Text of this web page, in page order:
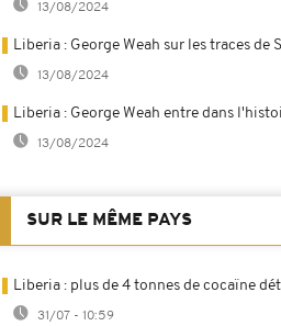
13/08/2024
Liberia : George Weah sur les traces de
13/08/2024
Liberia : George Weah entre dans
13/08/2024
SUR LE MÊME PAYS
Liberia : plus de 4 tonnes de cocaïne
31/07 - 10:59